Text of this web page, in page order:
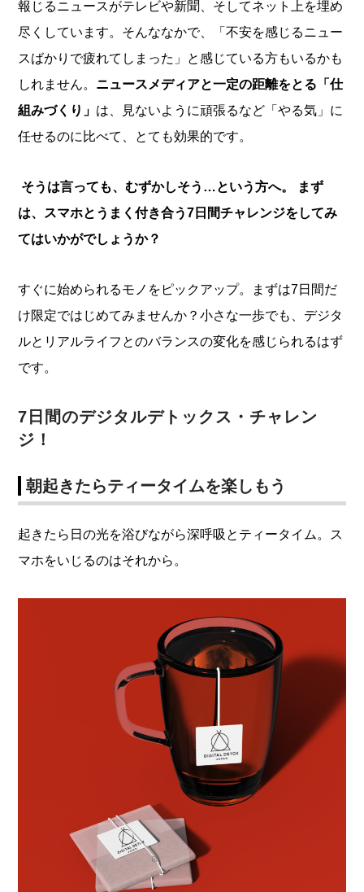
報じるニュースがテレビや新聞、そしてネット上を埋め
尽くしています。そんななかで、「不安を感じるニュー
スばかりで疲れてしまった」と感じている方もいるかも
しれません。 ニュースメディアと一定の距離をとる「仕
組みづくり」 は、見ないように頑張るなど「やる気」に
任せるのに比べて、とても効果的です。
そうは言っても、むずかしそう…という方へ。
まず
は、スマホとうまく付き合う7日間チャレンジをしてみ
てはいかがでしょうか？
すぐに始められるモノをピックアップ。まずは7日間だ
け限定ではじめてみませんか？小さな一歩でも、デジタ
ルとリアルライフとのバランスの変化を感じられるはず
です。
7日間のデジタルデトックス・チャレン
ジ！
朝起きたらティータイムを楽しもう
起きたら日の光を浴びながら深呼吸とティータイム。ス
マホをいじるのはそれから。